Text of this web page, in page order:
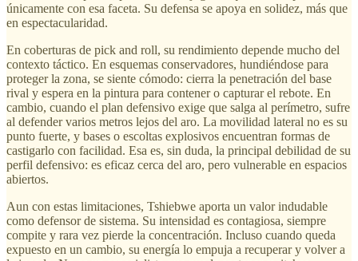
únicamente con esa faceta. Su defensa se apoya en solidez, más que
en espectacularidad.
En coberturas de pick and roll, su rendimiento depende mucho del
contexto táctico. En esquemas conservadores, hundiéndose para
proteger la zona, se siente cómodo: cierra la penetración del base
rival y espera en la pintura para contener o capturar el rebote. En
cambio, cuando el plan defensivo exige que salga al perímetro, sufre
al defender varios metros lejos del aro. La movilidad lateral no es su
punto fuerte, y bases o escoltas explosivos encuentran formas de
castigarlo con facilidad. Esa es, sin duda, la principal debilidad de su
perfil defensivo: es eficaz cerca del aro, pero vulnerable en espacios
abiertos.
Aun con estas limitaciones, Tshiebwe aporta un valor indudable
como defensor de sistema. Su intensidad es contagiosa, siempre
compite y rara vez pierde la concentración. Incluso cuando queda
expuesto en un cambio, su energía lo empuja a recuperar y volver a